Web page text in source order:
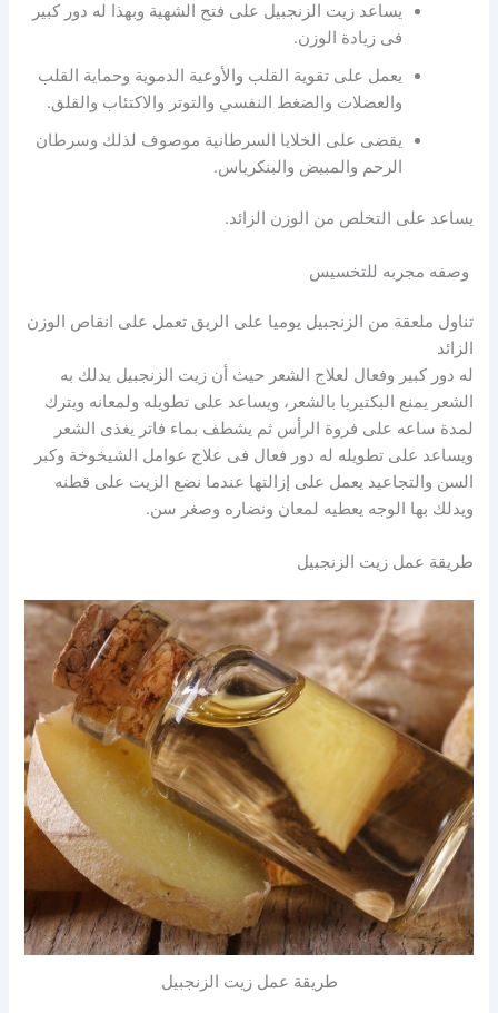
يساعد زيت الزنجبيل على فتح الشهية وبهذا له دور كبير
فى زيادة الوزن.
يعمل على تقوية القلب والأوعية الدموية وحماية القلب
والعضلات والضغط النفسي والتوتر والاكتئاب والقلق.
يقضى على الخلايا السرطانية موصوف لذلك وسرطان
الرحم والمبيض والبنكرياس.
يساعد على التخلص من الوزن الزائد.
وصفه مجربه للتخسيس
تناول ملعقة من الزنجبيل يوميا على الريق تعمل على انقاص الوزن
الزائد
له دور كبير وفعال لعلاج الشعر حيث أن زيت الزنجبيل يدلك به
الشعر يمنع البكتيريا بالشعر، ويساعد على تطويله ولمعانه ويترك
لمدة ساعه على فروة الرأس ثم يشطف بماء فاتر يغذى الشعر
ويساعد على تطويله له دور فعال فى علاج عوامل الشيخوخة وكبر
السن والتجاعيد يعمل على إزالتها عندما نضع الزيت على قطنه
ويدلك بها الوجه يعطيه لمعان ونضاره وصغر سن.
طريقة عمل زيت الزنجبيل
طريقة عمل زيت الزنجبيل